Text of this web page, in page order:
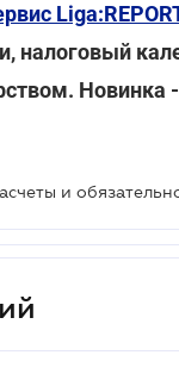
налоговый
Новинка